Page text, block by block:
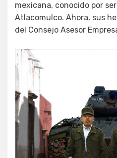
mexicana, conocido por
Atlacomulco. Ahora, sus
del Consejo Asesor